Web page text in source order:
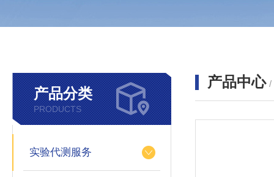
产品分类
PRODUCTS
实验代测服务
产品中心 /